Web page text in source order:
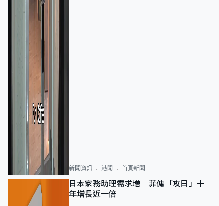
新聞資訊 港聞 首頁新聞
日本家務助理需求增 菲傭「攻日」十
年增長近一倍